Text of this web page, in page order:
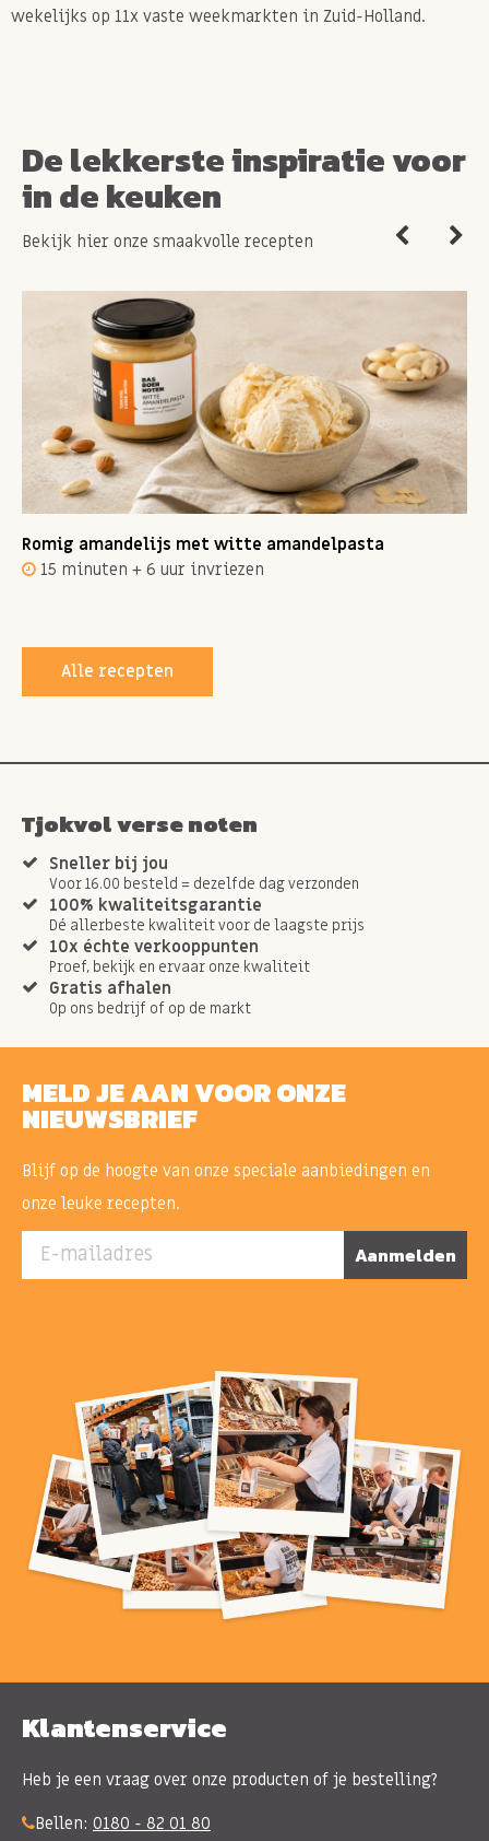
wekelijks op 11x vaste weekmarkten in Zuid-Holland.
De lekkerste inspiratie voor
in de keuken
Bekijk hier onze smaakvolle recepten
Romig amandelijs met witte amandelpasta
15 minuten + 6 uur invriezen
Alle recepten
Tjokvol verse noten
Sneller bij jou
Voor 16.00 besteld = dezelfde dag verzonden
100% kwaliteitsgarantie
Dé allerbeste kwaliteit voor de laagste prijs
10x échte verkooppunten
Proef, bekijk en ervaar onze kwaliteit
Gratis afhalen
Op ons bedrijf of op de markt
MELD JE AAN VOOR ONZE
NIEUWSBRIEF
Blijf op de hoogte van onze speciale aanbiedingen en
onze leuke recepten.
E-mailadres Aanmelden
Klantenservice
Heb je een vraag over onze producten of je bestelling?
Bellen: 0180 - 82 01 80